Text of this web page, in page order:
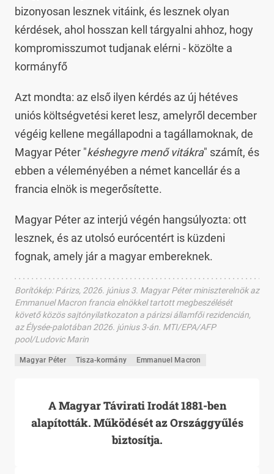
bizonyosan lesznek vitáink, és lesznek olyan
kérdések, ahol hosszan kell tárgyalni ahhoz, hogy
kompromisszumot tudjanak elérni - közölte a
kormányfő
Azt mondta: az első ilyen kérdés az új hétéves
uniós költségvetési keret lesz, amelyről december
végéig kellene megállapodni a tagállamoknak, de
Magyar Péter "késhegyre menő vitákra" számít, és
ebben a véleményében a német kancellár és a
francia elnök is megerősítette.
Magyar Péter az interjú végén hangsúlyozta: ott
lesznek, és az utolsó eurócentért is küzdeni
fognak, amely jár a magyar embereknek.
Borítókép:Párizs, 2026. június 3. Magyar Péter miniszterelnök az
Emmanuel Macron francia elnökkel tartott megbeszélését
követő közös sajtónyilatkozaton a párizsi államfői rezidencián,
az Élysée-palotában 2026. június 3-án. MTI/EPA/AFP
pool/Ludovic Marin
Magyar Péter Tisza-kormány Emmanuel Macron
A Magyar Távirati Irodát 1881-ben
alapították. Működését az Országgyűlés
biztosítja.